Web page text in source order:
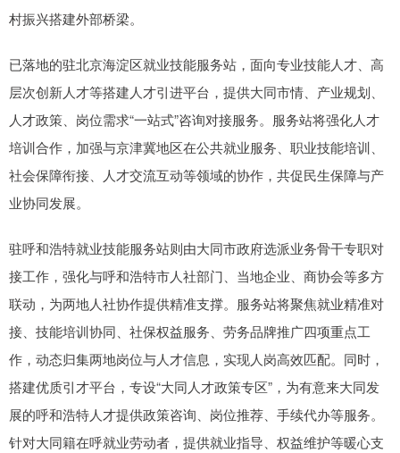
村振兴搭建外部桥梁。
已落地的驻北京海淀区就业技能服务站，面向专业技能人才、高
层次创新人才等搭建人才引进平台，提供大同市情、产业规划、
人才政策、岗位需求“一站式”咨询对接服务。服务站将强化人才
培训合作，加强与京津冀地区在公共就业服务、职业技能培训、
社会保障衔接、人才交流互动等领域的协作，共促民生保障与产
业协同发展。
驻呼和浩特就业技能服务站则由大同市政府选派业务骨干专职对
接工作，强化与呼和浩特市人社部门、当地企业、商协会等多方
联动，为两地人社协作提供精准支撑。服务站将聚焦就业精准对
接、技能培训协同、社保权益服务、劳务品牌推广四项重点工
作，动态归集两地岗位与人才信息，实现人岗高效匹配。同时，
搭建优质引才平台，专设“大同人才政策专区”，为有意来大同发
展的呼和浩特人才提供政策咨询、岗位推荐、手续代办等服务。
针对大同籍在呼就业劳动者，提供就业指导、权益维护等暖心支